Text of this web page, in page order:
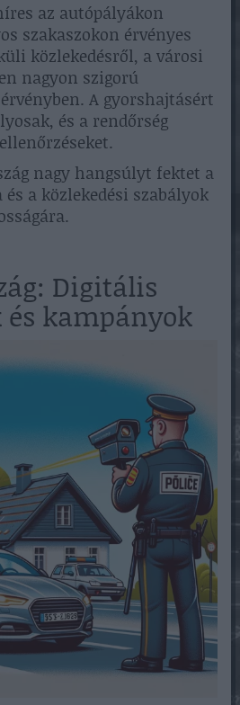
az autópályákon
szakaszokon érvényes
közlekedésről, a városi
nagyon szigorú
A gyorshajtásért
és a rendőrség
nagy hangsúlyt fektet a
a közlekedési szabályok
Digitális
és kampányok